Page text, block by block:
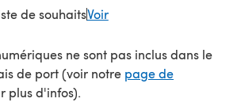
de souhaitsVoir
ne sont pas inclus dans le
de port (voir notre page de
dans un nouvel onglet)
plus d'infos).